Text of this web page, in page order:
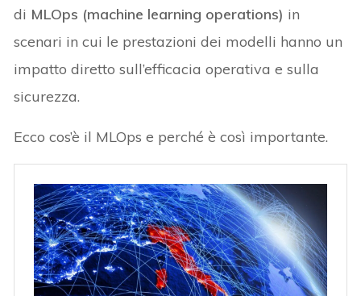
di MLOps (machine learning operations) in
scenari in cui le prestazioni dei modelli hanno un
impatto diretto sull’efficacia operativa e sulla
sicurezza.
Ecco cos’è il MLOps e perché è così importante.